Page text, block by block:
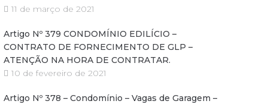
11 de março de 2021
Artigo Nº 379 CONDOMÍNIO EDILÍCIO –
CONTRATO DE FORNECIMENTO DE GLP –
ATENÇÃO NA HORA DE CONTRATAR.
10 de fevereiro de 2021
Artigo Nº 378 – Condomínio – Vagas de Garagem –